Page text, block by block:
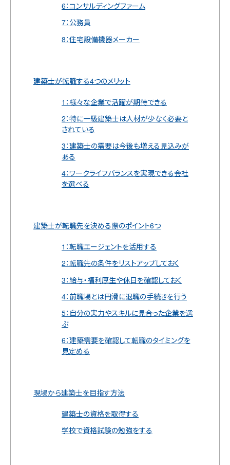
6：コンサルディングファーム
7：公務員
8：住宅設備機器メーカー
建築士が転職する4つのメリット
1：様々な企業で活躍が期待できる
2：特に一級建築士は人材が少なく必要と
されている
3：建築士の需要は今後も増える見込みが
ある
4：ワークライフバランスを実現できる会社
を選べる
建築士が転職先を決める際のポイント6つ
1：転職エージェントを活用する
2：転職先の条件をリストアップしておく
3：給与・福利厚生や休日を確認しておく
4：前職場とは円滑に退職の手続きを行う
5：自分の実力やスキルに見合った企業を選
ぶ
6：建築需要を確認して転職のタイミングを
見定める
現場から建築士を目指す方法
建築士の資格を取得する
学校で資格試験の勉強をする